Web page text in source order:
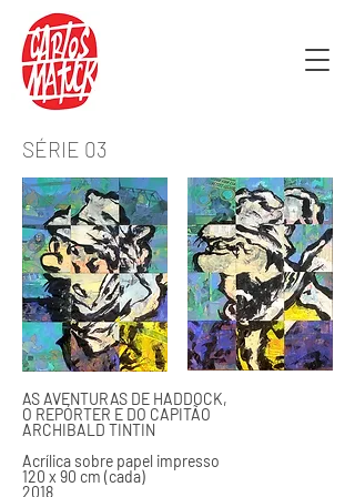
SÉRIE 03
AS AVENTURAS DE HADDOCK,
O REPÓRTER E DO CAPITÃO
ARCHIBALD TINTIN
Acrílica sobre papel impresso
120 x 90 cm (cada)
2018